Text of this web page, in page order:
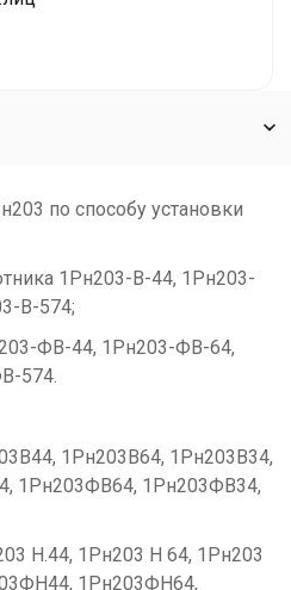
по способу установки
1Рн203-В-44, 1Рн203-
В-574;
ФВ-44, 1Рн203-ФВ-64,
574.
1Рн203В64, 1Рн203В34,
1Рн203ФВ64, 1Рн203ФВ34,
Н.44, 1Рн203 Н 64, 1Рн203
1Рн203ФН64,